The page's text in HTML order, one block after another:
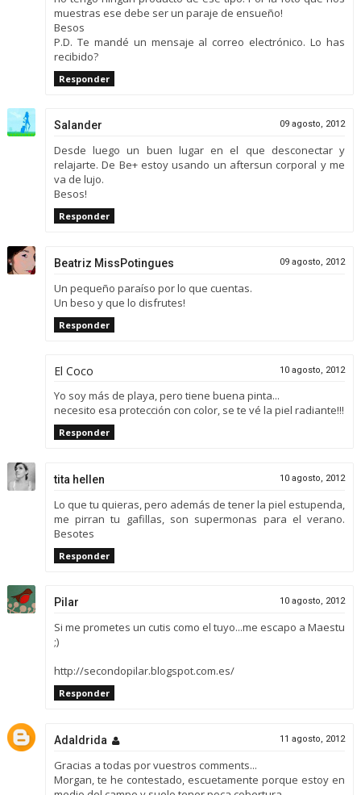
muestras ese debe ser un paraje de ensueño!
Besos
P.D. Te mandé un mensaje al correo electrónico. Lo has
recibido?
Responder
Salander 09 agosto, 2012
Desde luego un buen lugar en el que desconectar y
relajarte. De Be+ estoy usando un aftersun corporal y me
va de lujo.
Besos!
Responder
Beatriz MissPotingues 09 agosto, 2012
Un pequeño paraíso por lo que cuentas.
Un beso y que lo disfrutes!
Responder
El Coco 10 agosto, 2012
Yo soy más de playa, pero tiene buena pinta...
necesito esa protección con color, se te vé la piel radiante!!!
Responder
tita hellen 10 agosto, 2012
Lo que tu quieras, pero además de tener la piel estupenda,
me pirran tu gafillas, son supermonas para el verano.
Besotes
Responder
Pilar 10 agosto, 2012
Si me prometes un cutis como el tuyo...me escapo a Maestu
;)
http://secondopilar.blogspot.com.es/
Responder
Adaldrida 11 agosto, 2012
Gracias a todas por vuestros comments...
Morgan, te he contestado, escuetamente porque estoy en